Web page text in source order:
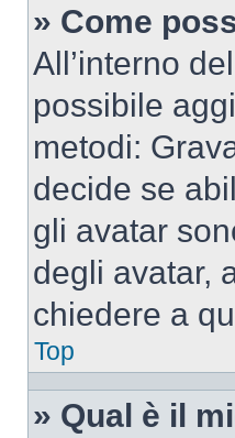
» Come
All’interno
possibile
metodi:
decide se
gli avatar
degli avatar,
chiedere a
Top
» Qual è il